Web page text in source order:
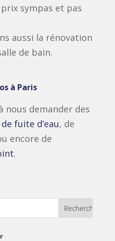
sympas et pas
aussi la rénovation
de bain.
à Paris
nous demander des
fuite d’eau, de
encore de
.